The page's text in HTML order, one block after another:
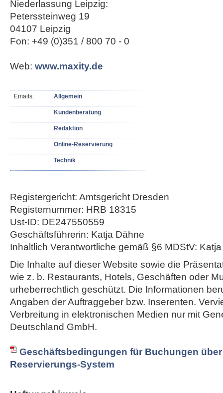
Niederlassung Leipzig:
Peterssteinweg 19
04107 Leipzig
Fon: +49 (0)351 / 800 70 - 0
Web: www.maxity.de
Emails: Allgemein
Kundenberatung
Redaktion
Online-Reservierung
Technik
Registergericht: Amtsgericht Dresden
Registernummer: HRB 18315
Ust-ID: DE247550559
Geschäftsführerin: Katja Dähne
Inhaltlich Verantwortliche gemäß §6 MDStV:
Die Inhalte auf dieser Website sowie die
wie z. b. Restaurants, Hotels, Geschäften oder
urheberrechtlich geschützt. Die Informationen
Angaben der Auftraggeber bzw. Inserenten.
Verbreitung in elektronischen Medien nur mit
Deutschland GmbH.
Geschäftsbedingungen für Buchungen
Reservierungs-System